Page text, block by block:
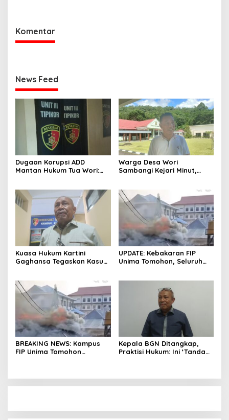
Komentar
News Feed
Dugaan Korupsi ADD
Mantan Hukum Tua Wori:
Warga Desa Wori
Sambangi Kejari Minut,
Dana Desa
Kuasa Hukum Kartini
Gaghansa Tegaskan Kasus
UPDATE: Kebakaran FIP
Unima Tomohon, Seluruh
BREAKING NEWS: Kampus
FIP Unima Tomohon
Kepala BGN Ditangkap,
Praktisi Hukum: Ini ‘Tanda